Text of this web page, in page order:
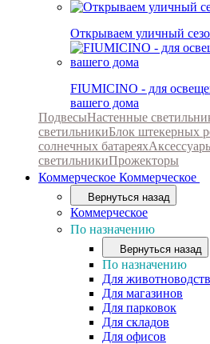
Открываем уличный
FIUMICINO - для
вашего дома
ПодвесыНастенные
светильникиБлок штекерных
солнечных батареях
светильникиПрожекторы
Коммерческое Коммерческое
Вернуться назад
Коммерческое
По назначению
Вернуться назад
По назначению
Для
Для магазинов
Для парковок
Для складов
Для офисов